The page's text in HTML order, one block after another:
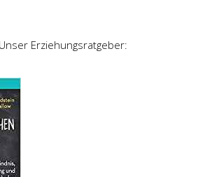
Erziehungsratgeber: